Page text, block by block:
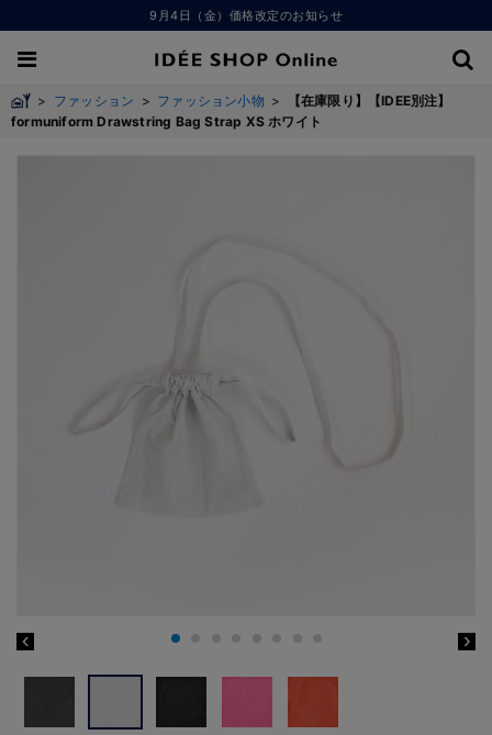
9月4日（金）価格改定のお知らせ
> ファッション > ファッション小物 >
【在庫限り】【IDEE別注】
formuniform Drawstring Bag Strap XS ホワイト